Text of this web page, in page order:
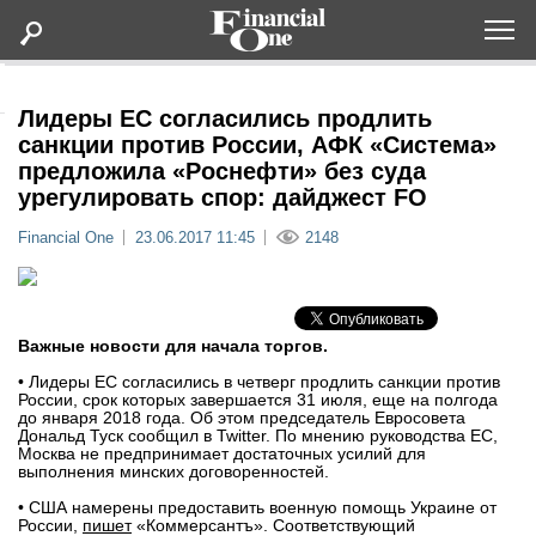
Статьи
Дайджесты
Новости
Лидеры ЕС согласились продлить
санкции против России, АФК «Система»
предложила «Роснефти» без суда
урегулировать спор: дайджест FO
Financial One 23.06.2017 11:45 2148
Важные новости для начала торгов.
• Лидеры ЕС согласились в четверг продлить санкции против
России, срок которых завершается 31 июля, еще на полгода
до января 2018 года. Об этом председатель Евросовета
Дональд Туск сообщил в Twitter. По мнению руководства ЕС,
Москва не предпринимает достаточных усилий для
выполнения минских договоренностей.
• США намерены предоставить военную помощь Украине от
России, пишет«Коммерсантъ». Соответствующий